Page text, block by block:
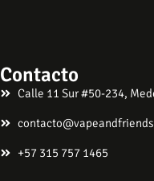
Contacto
Calle 11 Sur #50-234,
+57 315 757 1465